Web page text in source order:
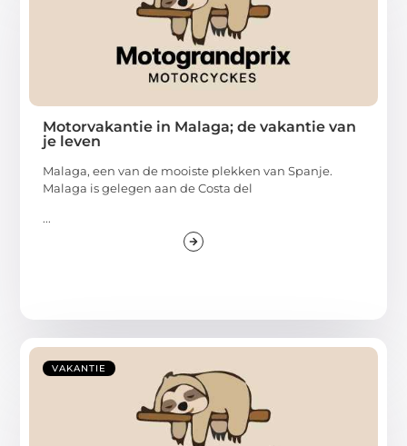
Motorvakantie in Malaga; de vakantie van
je leven
Malaga, een van de mooiste plekken van Spanje.
Malaga is gelegen aan de Costa del
...
VAKANTIE